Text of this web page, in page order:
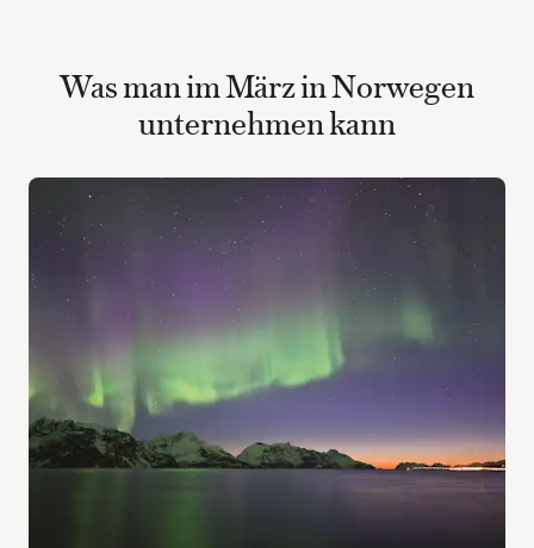
Was man im März in Norwegen
unternehmen kann